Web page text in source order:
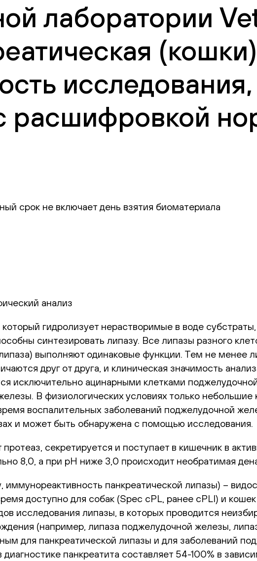
лаборатории
расшифровкой
срок не включает день взятия биоматериала
анализ
гидролизует нерастворимые в воде
синтезировать липазу. Все липазы разного
выполняют одинаковые функции. Тем не менее
друг от друга, и клиническая значимость
исключительно ацинарными клетками
В физиологических условиях только небольшие
воспалительных заболеваний поджелудочной
и может быть обнаружена с помощью исследования.
протеаз, секретируется и поступает в кишечник в
8,0, а при рН ниже 3,0 происходит необратимая
панкреатической липазы) –
доступно для собак (Spec cPL, ранее cPLI) и
исследования липазы, в которых проводится
(например, липаза поджелудочной железы,
для панкреатической липазы и для заболеваний
панкреатита составляет 54-100% в